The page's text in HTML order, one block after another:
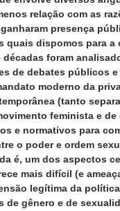
relação com as
presença
dispomos para a
foram
de debates públicos
moderno da
(tanto
feminista e
e normativos para
o poder e ordem
é, um dos aspectos
mais difícil (e
legítima da
gênero e de